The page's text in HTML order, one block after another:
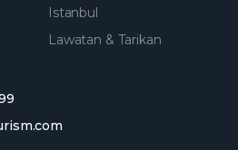
Istanbul
Lawatan & Tarikan